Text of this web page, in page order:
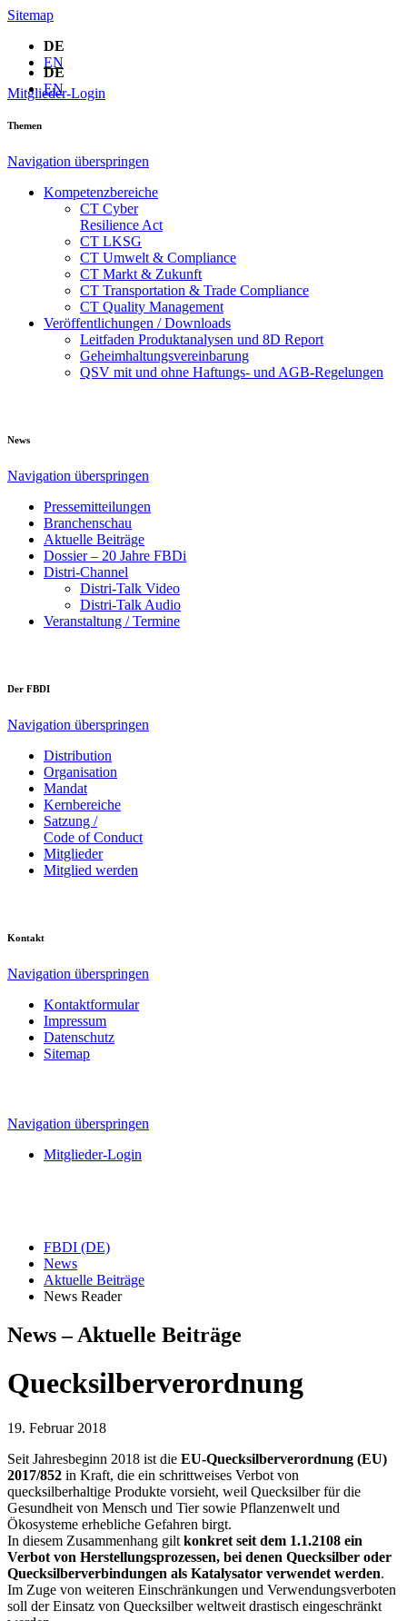
Sitemap
DE
EN
Mitglieder-Login
DE
EN
Themen
Navigation überspringen
Kompetenzbereiche
CT Cyber
Resilience Act
CT LKSG
CT Umwelt & Compliance
CT Markt & Zukunft
CT Transportation & Trade Compliance
CT Quality Management
Veröffentlichungen / Downloads
Leitfaden Produktanalysen und 8D Report
Geheimhaltungsverein­barung
QSV mit und ohne Haftungs- und AGB-Regelungen
News
Navigation überspringen
Pressemitteilungen
Branchenschau
Aktuelle Beiträge
Dossier – 20 Jahre FBDi
Distri-Channel
Distri-Talk Video
Distri-Talk Audio
Veranstaltung / Termine
Der FBDI
Navigation überspringen
Distribution
Organisation
Mandat
Kernbereiche
Satzung /
Code of Conduct
Mitglieder
Mitglied werden
Kontakt
Navigation überspringen
Kontaktformular
Impressum
Datenschutz
Sitemap
Navigation überspringen
Mitglieder-Login
FBDI (DE)
News
Aktuelle Beiträge
News Reader
News – Aktuelle Beiträge
Quecksilberverordnung
19. Februar 2018
Seit Jahresbeginn 2018 ist die EU-Quecksilberverordnung (EU)
2017/852 in Kraft, die ein schrittweises Verbot von
quecksilberhaltige Produkte vorsieht, weil Quecksilber für die
Gesundheit von Mensch und Tier sowie Pflanzenwelt und
Ökosysteme erhebliche Gefahren birgt.
In diesem Zusammenhang gilt konkret seit dem 1.1.2108 ein
Verbot von Herstellungsprozessen, bei denen Quecksilber oder
Quecksilberverbindungen als Katalysator verwendet werden.
Im Zuge von weiteren Einschränkungen und Verwendungsverboten
soll der Einsatz von Quecksilber weltweit drastisch eingeschränkt